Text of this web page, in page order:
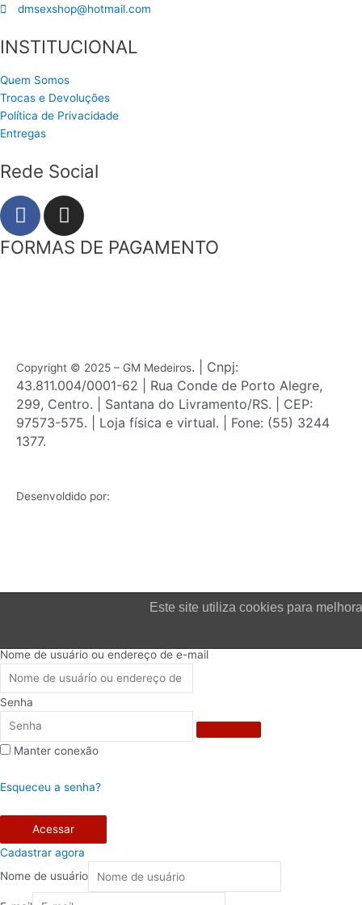
dmsexshop@hotmail.com
INSTITUCIONAL
Quem Somos
Trocas e Devoluções
Política de Privacidade
Entregas
Rede Social
F
a
c
I
n
s
m
FORMAS DE PAGAMENTO
Copyright © 2025 – GM Medeiros. | Cnpj:
43.811.004/0001-62 | Rua Conde de Porto Alegre,
299, Centro. | Santana do Livramento/RS. | CEP:
97573-575. | Loja física e virtual. | Fone: (55) 3244
1377.
Desenvoldido por:
Este site utiliza cookies para
Nome de usuário ou endereço de e-mail
Senha
Manter conexão
Esqueceu a senha?
Acessar
Cadastrar agora
Nome de usuário